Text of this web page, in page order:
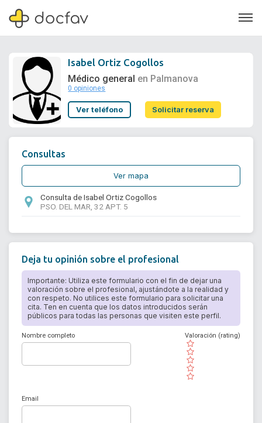
Soporte
Isabel Ortiz Cogollos
Médico general en Palmanova
0 opiniones
Ver teléfono Solicitar reserva
Consultas
Ver mapa
Consulta de Isabel Ortiz Cogollos
PSO. DEL MAR, 32 APT. 5
Deja tu opinión sobre el profesional
Importante: Utiliza este formulario con el fin de dejar una
valoración sobre el profesional, ajustándote a la realidad y
con respeto. No utilices este formulario para solicitar una
cita. Ten en cuenta que los datos introducidos serán
públicos para todas las personas que visiten este perfil.
Nombre completo
( )
( )
( )
( )
( )
Valoración (rating)
Email